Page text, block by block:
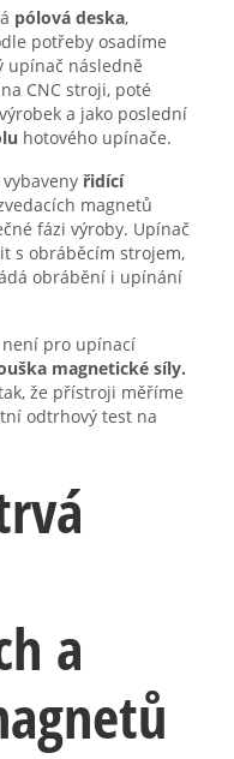
pólová deska,
potřeby osadíme
upínač následně
na CNC stroji, poté
a jako poslední
hotového upínače.
řidící
magnetů
fázi výroby. Upínač
s obráběcím strojem,
obrábění i upínání
pro upínací
magnetické síly.
že přístroji měříme
odtrhový test na
a